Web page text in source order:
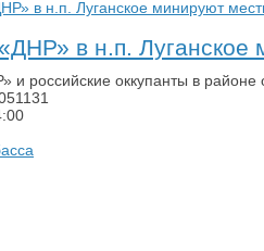
в н.п. Луганское
и российские оккупанты в